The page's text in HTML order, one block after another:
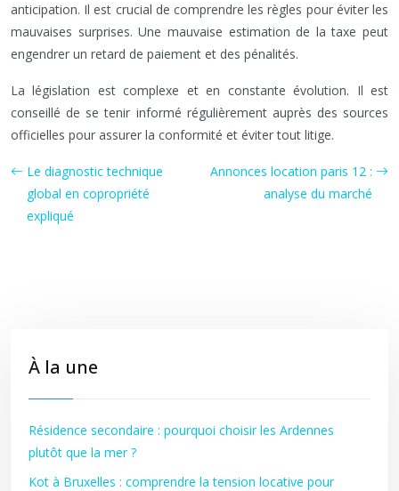
anticipation. Il est crucial de comprendre les règles pour éviter les
mauvaises surprises. Une mauvaise estimation de la taxe peut
engendrer un retard de paiement et des pénalités.
La législation est complexe et en constante évolution. Il est
conseillé de se tenir informé régulièrement auprès des sources
officielles pour assurer la conformité et éviter tout litige.
Le diagnostic technique
global en copropriété
expliqué
Annonces location paris 12 :
analyse du marché
À la une
Résidence secondaire : pourquoi choisir les Ardennes
plutôt que la mer ?
Kot à Bruxelles : comprendre la tension locative pour